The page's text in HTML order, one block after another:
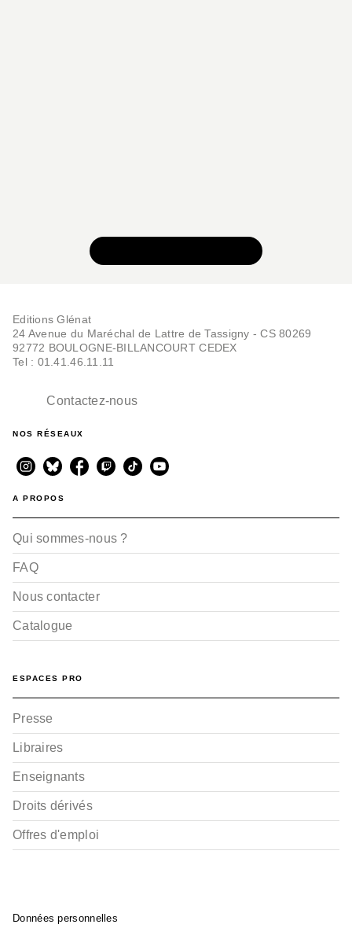
Editions Glénat
24 Avenue du Maréchal de Lattre de Tassigny - CS 80269
92772 BOULOGNE-BILLANCOURT CEDEX
Tel : 01.41.46.11.11
Contactez-nous
NOS RÉSEAUX
A PROPOS
Qui sommes-nous ?
FAQ
Nous contacter
Catalogue
ESPACES PRO
Presse
Libraires
Enseignants
Droits dérivés
Offres d'emploi
Données personnelles